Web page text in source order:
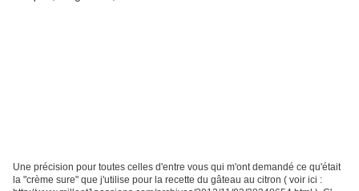
Une précision pour toutes celles d'entre vous qui m'ont demandé ce qu'était
la "crème sure" que j'utilise pour la recette du gâteau au citron ( voir ici :